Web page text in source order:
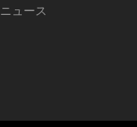
ニュース